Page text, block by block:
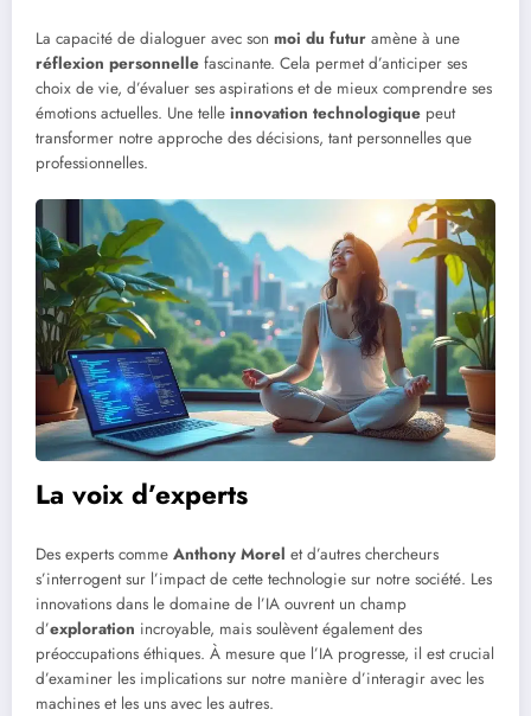
La capacité de dialoguer avec son moi du futur amène à une
réflexion personnelle fascinante. Cela permet d’anticiper ses
choix de vie, d’évaluer ses aspirations et de mieux comprendre ses
émotions actuelles. Une telle innovation technologique peut
transformer notre approche des décisions, tant personnelles que
professionnelles.
La voix d’experts
Des experts comme Anthony Morel et d’autres chercheurs
s’interrogent sur l’impact de cette technologie sur notre société. Les
innovations dans le domaine de l’IA ouvrent un champ
d’exploration incroyable, mais soulèvent également des
préoccupations éthiques. À mesure que l’IA progresse, il est crucial
d’examiner les implications sur notre manière d’interagir avec les
machines et les uns avec les autres.